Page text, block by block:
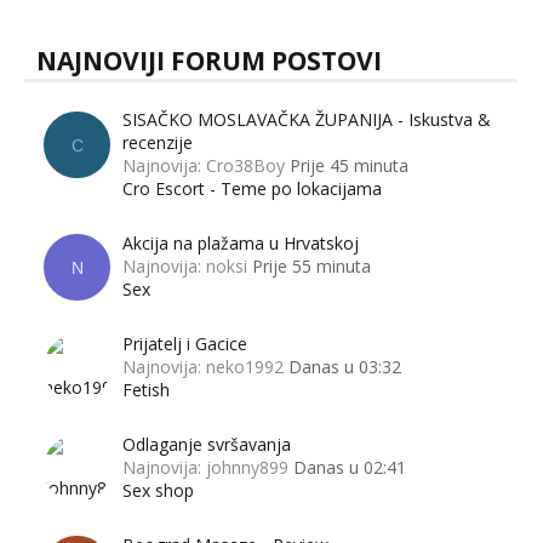
NAJNOVIJI FORUM POSTOVI
C
SISAČKO MOSLAVAČKA ŽUPANIJA - Iskustva &
recenzije
Najnovija: Cro38Boy Prije 45 minuta
Cro Escort - Teme po lokacijama
N
Akcija na plažama u Hrvatskoj
Najnovija: noksi Prije 55 minuta
Sex
Prijatelj i Gacice
Najnovija: neko1992 Danas u 03:32
Fetish
Odlaganje svršavanja
Najnovija: johnny899 Danas u 02:41
Sex shop